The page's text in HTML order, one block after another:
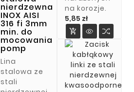
nierdzewna
INOX AISI
316 fi 3mm
min. do
mocowania
pomp
Lina
stalowa ze
stali
na korozje.
5,85 złCena
